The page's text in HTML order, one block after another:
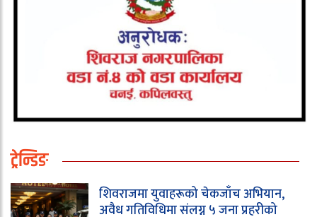
ट्रेन्डिङ
शिवराजमा युवाहरूको चेकजाँच अभियान,
अवैध गतिविधिमा संलग्न ५ जना प्रहरीको